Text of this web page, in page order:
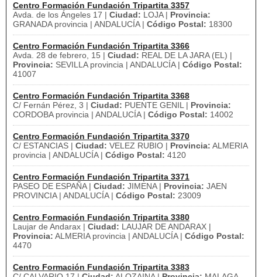
Centro Formación Fundación Tripartita 3357
Avda. de los Ángeles 17 | Ciudad: LOJA | Provincia:
GRANADA provincia | ANDALUCÍA | Código Postal: 18300
Centro Formación Fundación Tripartita 3366
Avda. 28 de febrero, 15 | Ciudad: REAL DE LA JARA (EL) |
Provincia: SEVILLA provincia | ANDALUCÍA | Código Postal:
41007
Centro Formación Fundación Tripartita 3368
C/ Fernán Pérez, 3 | Ciudad: PUENTE GENIL | Provincia:
CORDOBA provincia | ANDALUCÍA | Código Postal: 14002
Centro Formación Fundación Tripartita 3370
C/ ESTANCIAS | Ciudad: VELEZ RUBIO | Provincia: ALMERIA
provincia | ANDALUCÍA | Código Postal: 4120
Centro Formación Fundación Tripartita 3371
PASEO DE ESPAÑA | Ciudad: JIMENA | Provincia: JAEN
PROVINCIA | ANDALUCÍA | Código Postal: 23009
Centro Formación Fundación Tripartita 3380
Laujar de Andarax | Ciudad: LAUJAR DE ANDARAX |
Provincia: ALMERIA provincia | ANDALUCÍA | Código Postal:
4470
Centro Formación Fundación Tripartita 3383